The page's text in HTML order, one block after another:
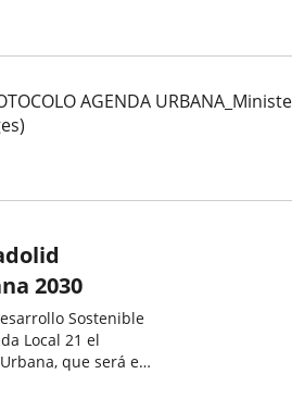
AGENDA
2030
Sostenible
Local 21 el
que será el